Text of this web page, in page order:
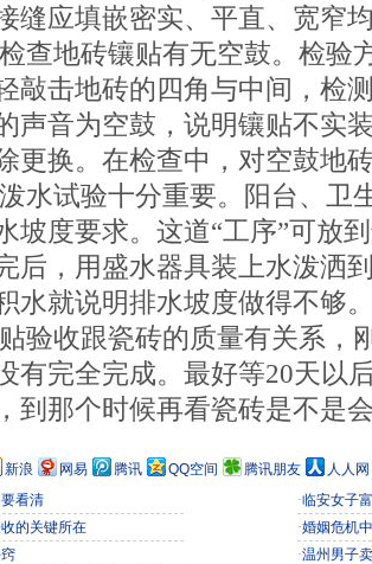
缝应填嵌密实、平直、宽窄
查地砖镶贴有无空鼓。检验
敲击地砖的四角与中间，检
声音为空鼓，说明镶贴不实
更换。在检查中，对空鼓地
水试验十分重要。阳台、卫
坡度要求。这道“工序”可放
后，用盛水器具装上水泼洒
水就说明排水坡度做得不够
验收跟瓷砖的质量有关系，
有完全完成。最好等20天以
到那个时候再看瓷砖是不是
新浪 网易 腾讯 QQ空间 腾讯朋友
人人网
看清
的关键所在
·临安女子
·婚姻危机
·温州男子